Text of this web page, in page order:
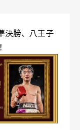
2原嶋ビル1F
14:00〜19:00
決勝、八王子